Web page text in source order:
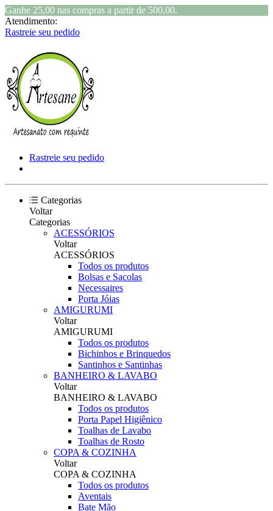
Ganhe 25,00 nas compras a partir de 500,00.
Atendimento:
Rastreie seu pedido
Rastreie seu pedido
Categorias
Voltar
Categorias
ACESSÓRIOS
Voltar
ACESSÓRIOS
Todos os produtos
Bolsas e Sacolas
Necessaires
Porta Jóias
AMIGURUMI
Voltar
AMIGURUMI
Todos os produtos
Bichinhos e Brinquedos
Santinhos e Santinhas
BANHEIRO & LAVABO
Voltar
BANHEIRO & LAVABO
Todos os produtos
Porta Papel Higiênico
Toalhas de Lavabo
Toalhas de Rosto
COPA & COZINHA
Voltar
COPA & COZINHA
Todos os produtos
Aventais
Bate Mão